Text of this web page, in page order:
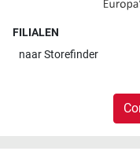
FILIALEN
naarStorefinder